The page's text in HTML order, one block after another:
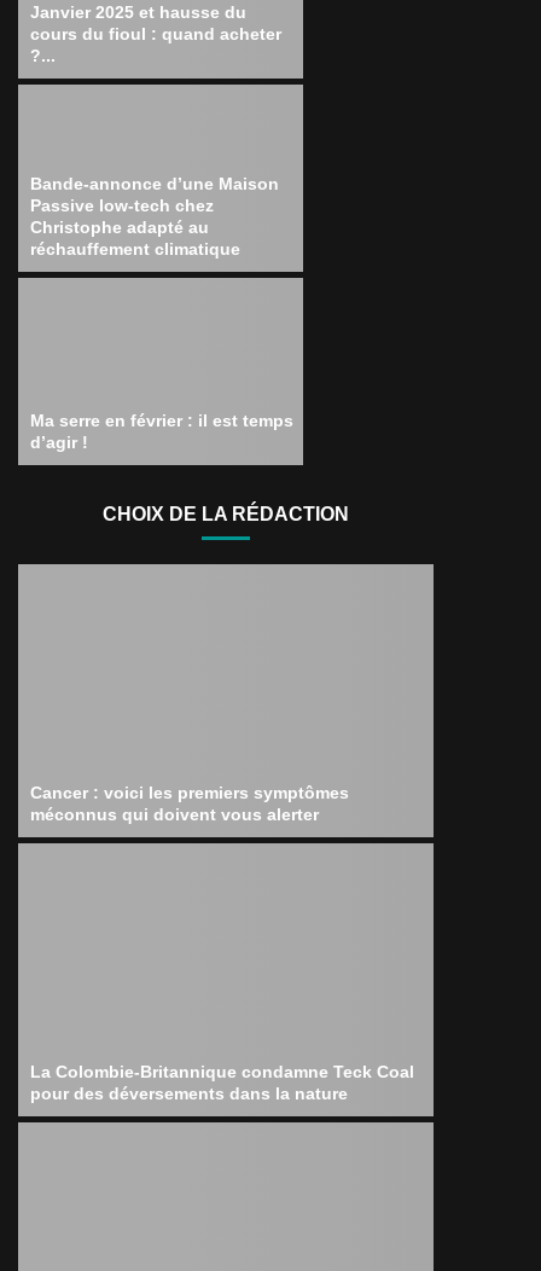
Janvier 2025 et hausse du
cours du fioul : quand acheter
?...
Bande-annonce d’une Maison
Passive low-tech chez
Christophe adapté au
réchauffement climatique
Ma serre en février : il est temps
d’agir !
CHOIX DE LA RÉDACTION
Cancer : voici les premiers symptômes
méconnus qui doivent vous alerter
La Colombie-Britannique condamne Teck Coal
pour des déversements dans la nature